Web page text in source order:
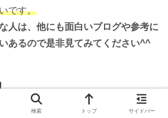
です。
人は、他にも面白いブログや参考に
あるので是非見てみてください^^
スポンサーリンク
検索 トップ サイドバー